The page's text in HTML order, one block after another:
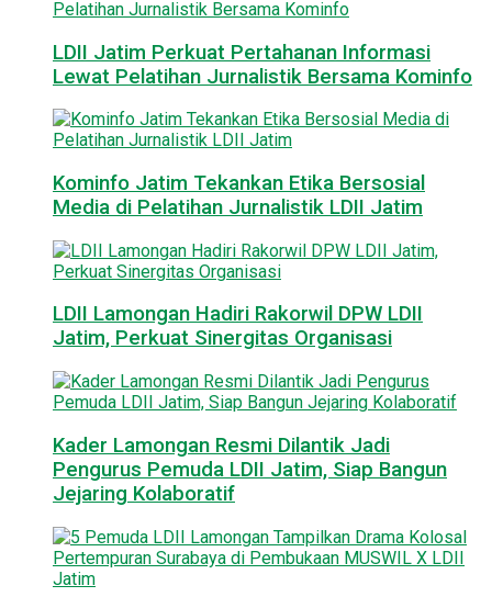
LDII Jatim Perkuat Pertahanan Informasi
Lewat Pelatihan Jurnalistik Bersama Kominfo
Kominfo Jatim Tekankan Etika Bersosial
Media di Pelatihan Jurnalistik LDII Jatim
LDII Lamongan Hadiri Rakorwil DPW LDII
Jatim, Perkuat Sinergitas Organisasi
Kader Lamongan Resmi Dilantik Jadi
Pengurus Pemuda LDII Jatim, Siap Bangun
Jejaring Kolaboratif